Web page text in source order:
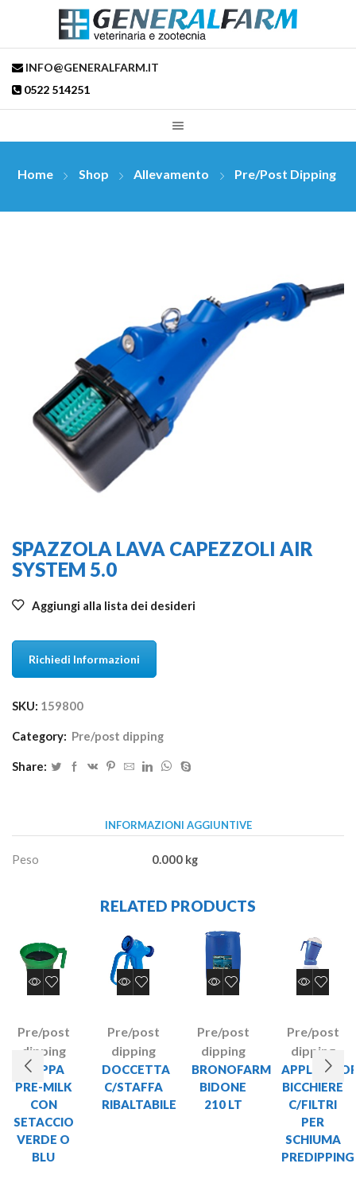
INFO@GENERALFARM.IT
0522 514251
Home Shop Allevamento Pre/post Dipping
SPAZZOLA LAVA CAPEZZOLI AIR
SYSTEM 5.0
Aggiungi alla lista dei desideri
Richiedi Informazioni
SKU: 159800
Category: Pre/post dipping
Share:
INFORMAZIONI AGGIUNTIVE
Peso 0.000 kg
RELATED PRODUCTS
Pre/post
dipping
COPPA
PRE-MILK
CON
SETACCIO
VERDE O
BLU
Pre/post
dipping
DOCCETTA
C/STAFFA
RIBALTABILE
Pre/post
dipping
BRONOFARM
BIDONE
210 LT
Pre/post
dipping
BICCHIERE
C/FILTRI
PER
SCHIUMA
PREDIPPING